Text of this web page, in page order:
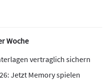
Woche
vertraglich sichern
Jetzt Memory spielen